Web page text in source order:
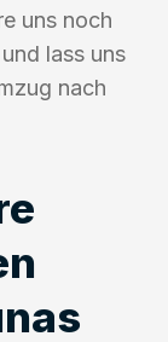
uns noch
lass uns
nach